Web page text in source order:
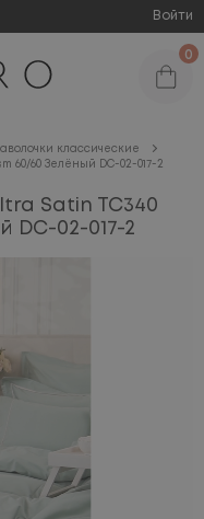
Войти
0
классические
60/60 Зелёный DC-02-017-2
Satin TC340
DC-02-017-2